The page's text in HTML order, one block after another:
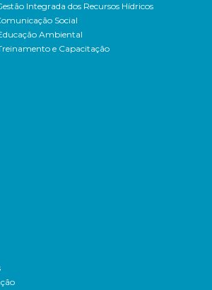
Integrada dos Recursos Hídricos
Social
Ambiental
e Capacitação